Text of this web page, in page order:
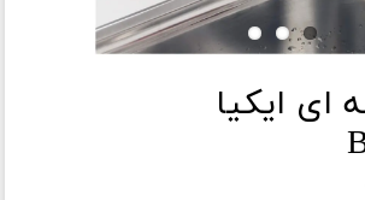
ای ایکیا